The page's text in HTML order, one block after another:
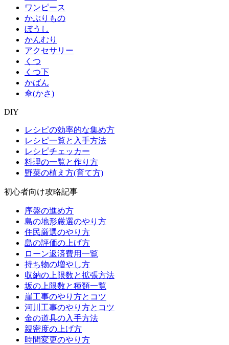
ワンピース
かぶりもの
ぼうし
かんむり
アクセサリー
くつ
くつ下
かばん
傘(かさ)
DIY
レシピの効率的な集め方
レシピ一覧と入手方法
レシピチェッカー
料理の一覧と作り方
野菜の植え方(育て方)
初心者向け攻略記事
序盤の進め方
島の地形厳選のやり方
住民厳選のやり方
島の評価の上げ方
ローン返済費用一覧
持ち物の増やし方
収納の上限数と拡張方法
坂の上限数と種類一覧
崖工事のやり方とコツ
河川工事のやり方とコツ
金の道具の入手方法
親密度の上げ方
時間変更のやり方